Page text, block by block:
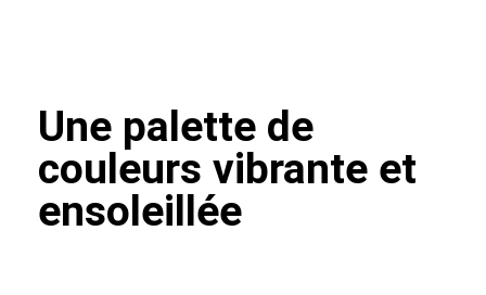
Une palette de
couleurs vibrante et
ensoleillée